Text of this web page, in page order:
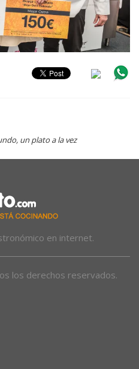
un plato a la vez
en internet.
los derechos reservados.